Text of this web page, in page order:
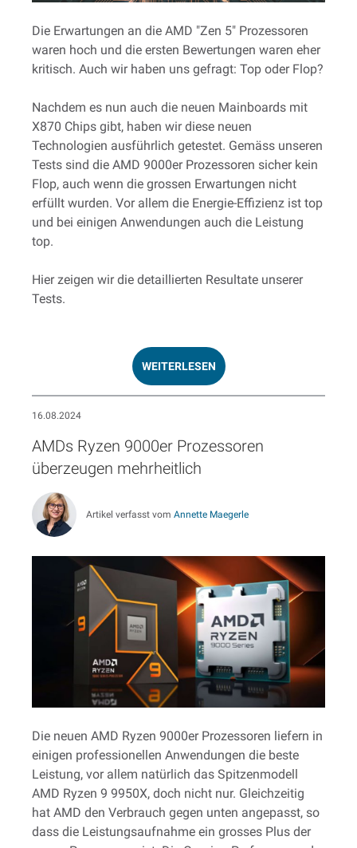
Die Erwartungen an die AMD "Zen 5" Prozessoren
waren hoch und die ersten Bewertungen waren eher
kritisch. Auch wir haben uns gefragt: Top oder Flop?
Nachdem es nun auch die neuen Mainboards mit
X870 Chips gibt, haben wir diese neuen
Technologien ausführlich getestet. Gemäss unseren
Tests sind die AMD 9000er Prozessoren sicher kein
Flop, auch wenn die grossen Erwartungen nicht
erfüllt wurden. Vor allem die Energie-Effizienz ist top
und bei einigen Anwendungen auch die Leistung
top.
Hier zeigen wir die detaillierten Resultate unserer
Tests.
WEITERLESEN
16.08.2024
AMDs Ryzen 9000er Prozessoren
überzeugen mehrheitlich
Artikel verfasst vom Annette Maegerle
Die neuen AMD Ryzen 9000er Prozessoren liefern in
einigen professionellen Anwendungen die beste
Leistung, vor allem natürlich das Spitzenmodell
AMD Ryzen 9 9950X, doch nicht nur. Gleichzeitig
hat AMD den Verbrauch gegen unten angepasst, so
dass die Leistungsaufnahme ein grosses Plus der